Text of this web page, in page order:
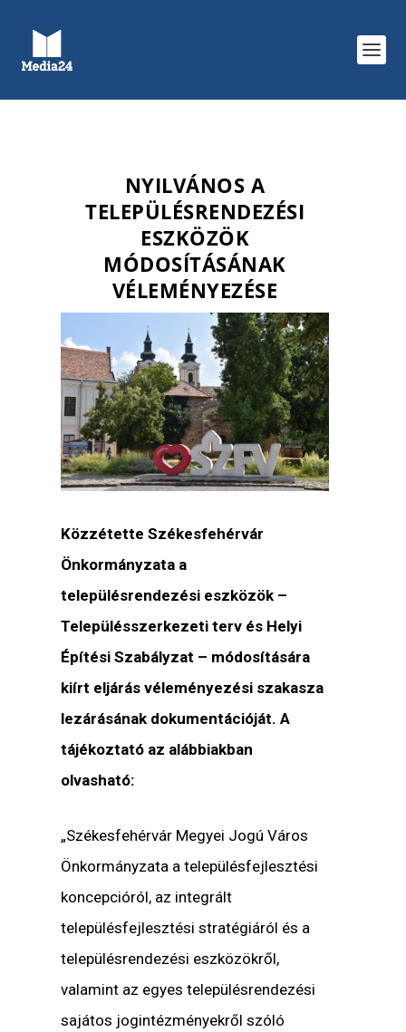
NYILVÁNOS A
TELEPÜLÉSRENDEZÉSI
ESZKÖZÖK
MÓDOSÍTÁSÁNAK
VÉLEMÉNYEZÉSE
Közzétette Székesfehérvár
Önkormányzata a
településrendezési eszközök –
Településszerkezeti terv és Helyi
Építési Szabályzat – módosítására
kiírt eljárás véleményezési szakasza
lezárásának dokumentációját. A
tájékoztató az alábbiakban
olvasható:
„Székesfehérvár Megyei Jogú Város
Önkormányzata a településfejlesztési
koncepcióról, az integrált
településfejlesztési stratégiáról és a
településrendezési eszközökről,
valamint az egyes településrendezési
sajátos jogintézményekről szóló